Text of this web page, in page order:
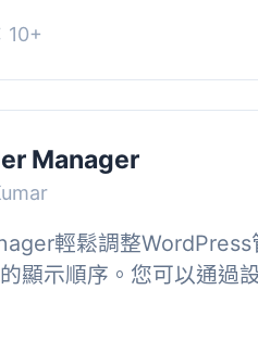
10+
Manager
輕鬆調整WordPress
顯示順序。您可以通過